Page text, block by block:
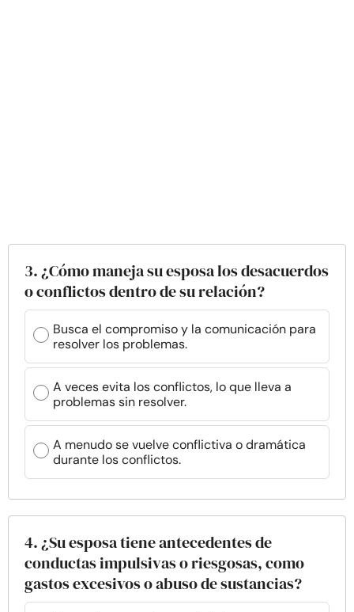
3. ¿Cómo maneja su esposa los desacuerdos
o conflictos dentro de su relación?
Busca el compromiso y la comunicación para
resolver los problemas.
A veces evita los conflictos, lo que lleva a
problemas sin resolver.
A menudo se vuelve conflictiva o dramática
durante los conflictos.
4. ¿Su esposa tiene antecedentes de
conductas impulsivas o riesgosas, como
gastos excesivos o abuso de sustancias?